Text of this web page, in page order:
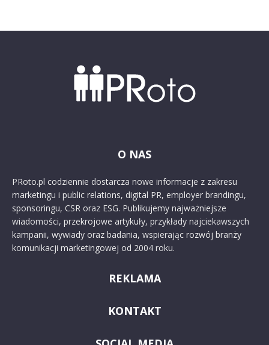
O NAS
PRoto.pl codziennie dostarcza nowe informacje z zakresu
marketingu i public relations, digital PR, employer brandingu,
sponsoringu, CSR oraz ESG. Publikujemy najważniejsze
wiadomości, przekrojowe artykuły, przykłady najciekawszych
kampanii, wywiady oraz badania, wspierając rozwój branży
komunikacji marketingowej od 2004 roku.
REKLAMA
KONTAKT